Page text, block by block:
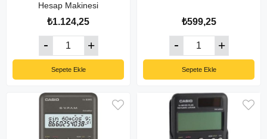
Hesap Makinesi
₺1.124,25
Sepete Ekle
₺599,25
Sepete Ekle